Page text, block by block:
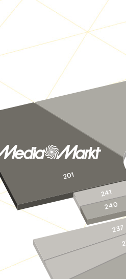
201
241
240
237